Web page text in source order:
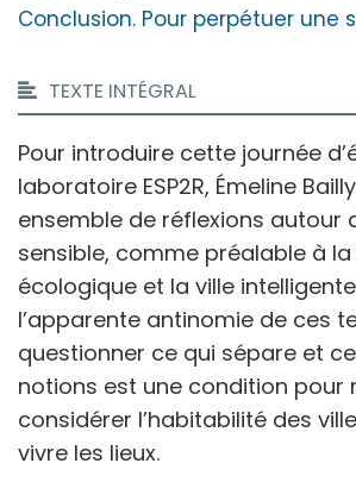
Conclusion. Pour perpétuer une
TEXTE INTÉGRAL
Pour introduire cette journée
laboratoire ESP2R, Émeline
ensemble de réflexions autour
sensible, comme préalable à la
écologique et la ville
l’apparente antinomie de ces
questionner ce qui sépare et
notions est une condition pour
considérer l’habitabilité des
vivre les lieux.